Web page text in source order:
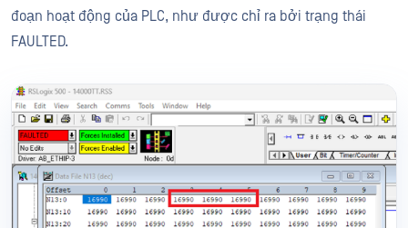
đoạn hoạt động của PLC, như được chỉ ra bởi trạng thái
FAULTED.